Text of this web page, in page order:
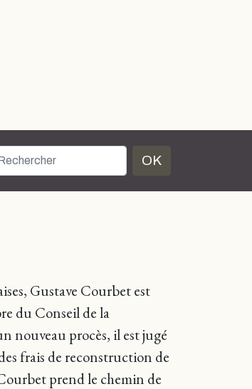
OK
Gustave Courbet est
du Conseil de la
nouveau procès, il est jugé
frais de reconstruction de
prend le chemin de